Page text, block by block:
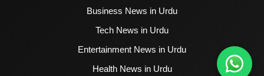
Business News in Urdu
Tech News in Urdu
Entertainment News in Urdu
Health News in Urdu